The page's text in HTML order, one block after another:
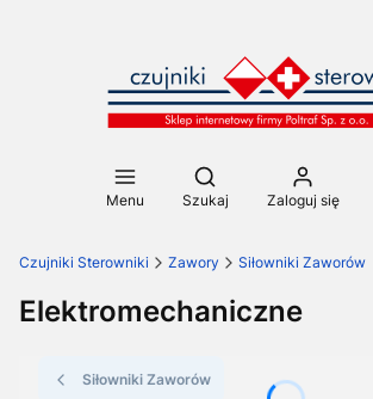
Menu
Otwórz wyszukiwarkę
Szukaj Zaloguj się
Czujniki Sterowniki Zawory Siłowniki Zaworów
Elektromechaniczne
Siłowniki Zaworów